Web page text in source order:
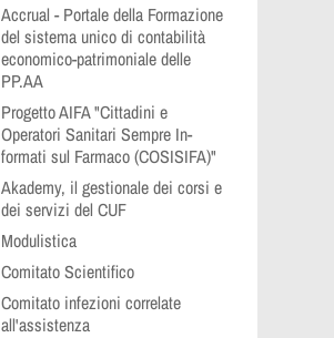
Accrual - Portale della Formazione
del sistema unico di contabilità
economico-patrimoniale delle
PP.AA
Progetto AIFA "Cittadini e
Operatori Sanitari Sempre In-
formati sul Farmaco (COSISIFA)"
Akademy, il gestionale dei corsi e
dei servizi del CUF
Modulistica
Comitato Scientifico
Comitato infezioni correlate
all'assistenza